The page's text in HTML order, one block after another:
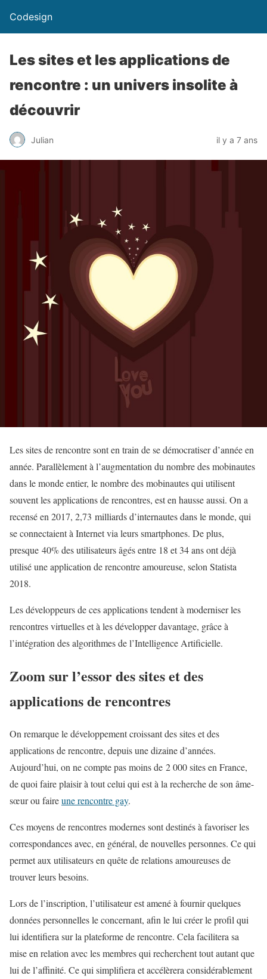
Codesign
Les sites et les applications de
rencontre : un univers insolite à
découvrir
Julian il y a 7 ans
Les sites de rencontre sont en train de se démocratiser d’année en
année. Parallèlement à l’augmentation du nombre des mobinautes
dans le monde entier, le nombre des mobinautes qui utilisent
souvent les applications de rencontres, est en hausse aussi. On a
recensé en 2017, 2,73 milliards d’internautes dans le monde, qui
se connectaient à Internet via leurs smartphones. De plus,
presque 40% des utilisateurs âgés entre 18 et 34 ans ont déjà
utilisé une application de rencontre amoureuse, selon Statista
2018.
Les développeurs de ces applications tendent à moderniser les
rencontres virtuelles et à les développer davantage, grâce à
l’intégration des algorithmes de l’Intelligence Artificielle.
Zoom sur l’essor des sites et des
applications de rencontres
On remarque le développement croissant des sites et des
applications de rencontre, depuis une dizaine d’années.
Aujourd’hui, on ne compte pas moins de 2 000 sites en France,
de quoi faire plaisir à tout celui qui est à la recherche de son âme-
sœur ou faireune rencontre gay.
Ces moyens de rencontres modernes sont destinés à favoriser les
correspondances avec, en général, de nouvelles personnes. Ce qui
permet aux utilisateurs en quête de relations amoureuses de
trouver leurs besoins.
Lors de l’inscription, l’utilisateur est amené à fournir quelques
données personnelles le concernant, afin le lui créer le profil qui
lui identifiera sur la plateforme de rencontre. Cela facilitera sa
mise en relation avec les membres qui recherchent tout autant que
lui de l’affinité. Ce qui simplifiera et accélèrera considérablement